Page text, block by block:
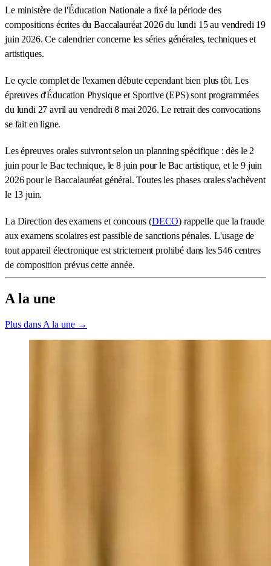
Le ministère de l'Éducation Nationale a fixé la période des
compositions écrites du Baccalauréat 2026 du lundi 15 au vendredi 19
juin 2026. Ce calendrier concerne les séries générales, techniques et
artistiques.
Le cycle complet de l'examen débute cependant bien plus tôt. Les
épreuves d'Éducation Physique et Sportive (EPS) sont programmées
du lundi 27 avril au vendredi 8 mai 2026. Le retrait des convocations
se fait en ligne.
Les épreuves orales suivront selon un planning spécifique : dès le 2
juin pour le Bac technique, le 8 juin pour le Bac artistique, et le 9 juin
2026 pour le Baccalauréat général. Toutes les phases orales s'achèvent
le 13 juin.
La Direction des examens et concours (DECO) rappelle que la fraude
aux examens scolaires est passible de sanctions pénales. L'usage de
tout appareil électronique est strictement prohibé dans les 546 centres
de composition prévus cette année.
A la une
Plus dans A la une →